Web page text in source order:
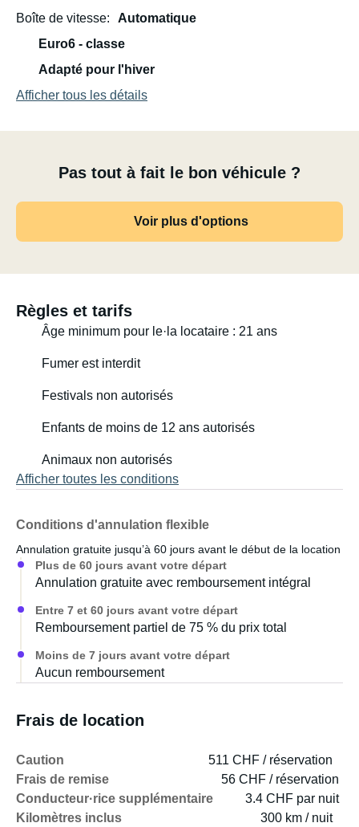
Boîte de vitesse
Automatique
Euro6 - classe
Adapté pour l'hiver
Afficher tous les détails
Pas tout à fait le bon véhicule ?
Voir plus d'options
Règles et tarifs
Âge minimum pour le·la locataire : 21 ans
Fumer est interdit
Festivals non autorisés
Enfants de moins de 12 ans autorisés
Animaux non autorisés
Afficher toutes les conditions
Conditions d'annulation flexible
Annulation gratuite jusqu’à 60 jours avant le début de la location
Plus de 60 jours avant votre départ
Annulation gratuite avec remboursement intégral
Entre 7 et 60 jours avant votre départ
Remboursement partiel de 75 % du prix total
Moins de 7 jours avant votre départ
Aucun remboursement
Frais de location
Caution
511 CHF / réservation
Frais de remise
56 CHF / réservation
Conducteur·rice supplémentaire
3.4 CHF par nuit
Kilomètres inclus
300 km / nuit